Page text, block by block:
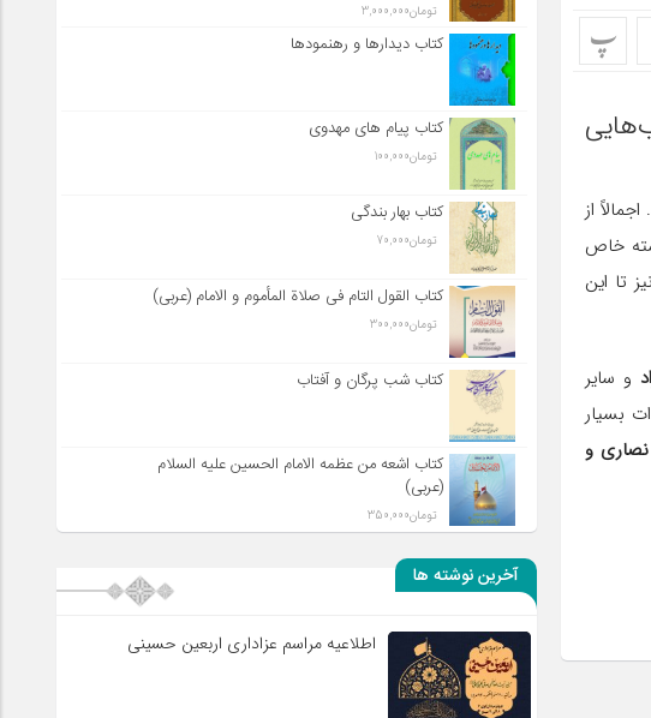
پ
از
خاص
تا این
و سایر
بسیار
و
تومان3,000,000
کتاب دیدارها و رهنمودها
کتاب پیام های مهدوی
تومان100,000
کتاب بهار بندگی
تومان70,000
کتاب القول التام فی صلاة المأموم و الامام (عربی)
تومان300,000
کتاب شب پرگان و آفتاب
کتاب اشعه من عظمه الامام الحسین علیه السلام
(عربی)
تومان350,000
آخرین نوشته ها
اطلاعیه مراسم عزاداری اربعین حسینی